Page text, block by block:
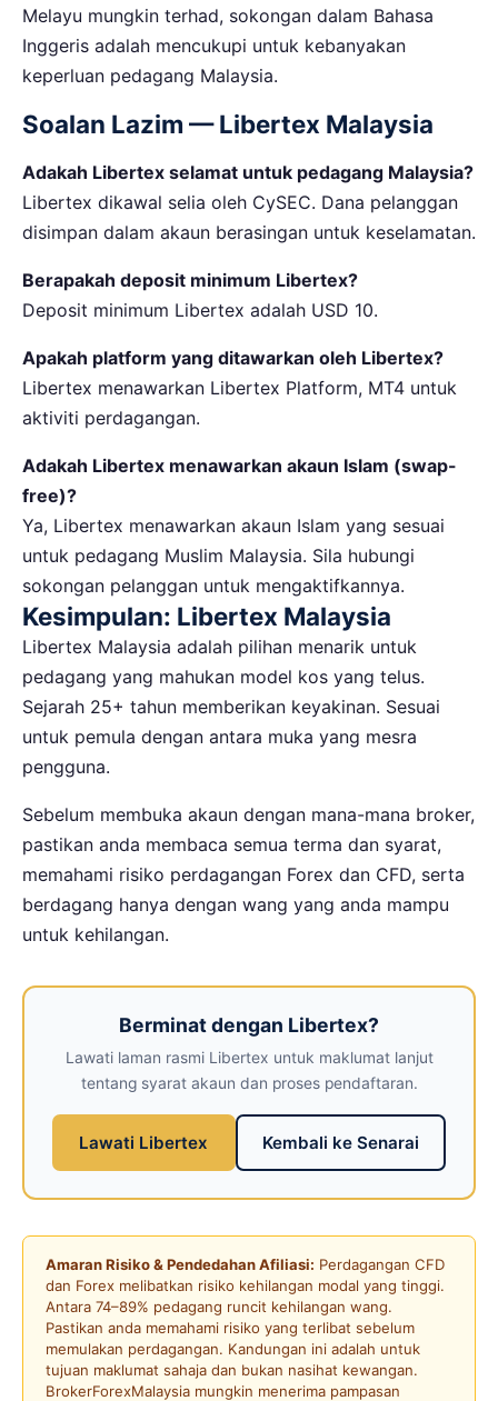
Melayu mungkin terhad, sokongan dalam Bahasa
Inggeris adalah mencukupi untuk kebanyakan
keperluan pedagang Malaysia.
Soalan Lazim — Libertex Malaysia
Adakah Libertex selamat untuk pedagang Malaysia?
Libertex dikawal selia oleh CySEC. Dana pelanggan
disimpan dalam akaun berasingan untuk keselamatan.
Berapakah deposit minimum Libertex?
Deposit minimum Libertex adalah USD 10.
Apakah platform yang ditawarkan oleh Libertex?
Libertex menawarkan Libertex Platform, MT4 untuk
aktiviti perdagangan.
Adakah Libertex menawarkan akaun Islam (swap-
free)?
Ya, Libertex menawarkan akaun Islam yang sesuai
untuk pedagang Muslim Malaysia. Sila hubungi
sokongan pelanggan untuk mengaktifkannya.
Kesimpulan: Libertex Malaysia
Libertex Malaysia adalah pilihan menarik untuk
pedagang yang mahukan model kos yang telus.
Sejarah 25+ tahun memberikan keyakinan. Sesuai
untuk pemula dengan antara muka yang mesra
pengguna.
Sebelum membuka akaun dengan mana-mana broker,
pastikan anda membaca semua terma dan syarat,
memahami risiko perdagangan Forex dan CFD, serta
berdagang hanya dengan wang yang anda mampu
untuk kehilangan.
Berminat dengan Libertex?
Lawati laman rasmi Libertex untuk maklumat lanjut
tentang syarat akaun dan proses pendaftaran.
Lawati Libertex Kembali ke Senarai
Amaran Risiko & Pendedahan Afiliasi: Perdagangan CFD
dan Forex melibatkan risiko kehilangan modal yang tinggi.
Antara 74–89% pedagang runcit kehilangan wang.
Pastikan anda memahami risiko yang terlibat sebelum
memulakan perdagangan. Kandungan ini adalah untuk
tujuan maklumat sahaja dan bukan nasihat kewangan.
BrokerForexMalaysia mungkin menerima pampasan